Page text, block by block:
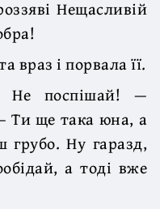
Нещасливій
враз і порвала її.
поспішай! —
Ти ще така юна, а
грубо. Ну гаразд,
а тоді вже